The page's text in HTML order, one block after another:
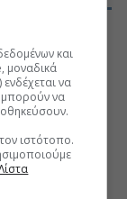
σχέδια
ΑΔΜΗΕ, ΙΝΤΕΚ
Coca Cola
εξάμηνο,
χέρια
και
μοναδικά
να
μπορούν να
ιστότοπο.